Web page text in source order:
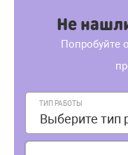
Не
Попробуйте
ТИП РАБОТЫ
Выберите тип